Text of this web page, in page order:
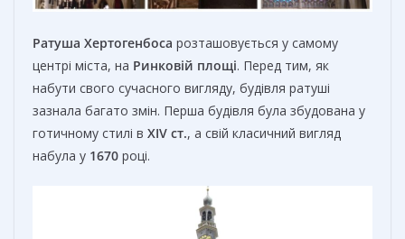
Ратуша Хертогенбоса розташовується у самому
центрі міста, на Ринковій площі. Перед тим, як
набути свого сучасного вигляду, будівля ратуші
зазнала багато змін. Перша будівля була збудована у
готичному стилі в XIV ст., а свій класичний вигляд
набула у 1670 році.